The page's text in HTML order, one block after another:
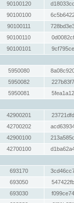
90100120
90100100
90100111
90100110
90100101
5950080
5950082
5950081
42900201
42700202
42900100
42700100
693170
693050
693030